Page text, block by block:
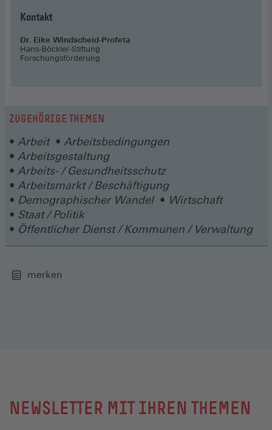
Kontakt
Dr. Eike Windscheid-Profeta
Hans-Böckler-Stiftung
Forschungsförderung
ZUGEHÖRIGE THEMEN
Arbeit
Arbeitsbedingungen
Arbeitsgestaltung
Arbeits- / Gesundheitsschutz
Arbeitsmarkt / Beschäftigung
Demographischer Wandel
Wirtschaft
Staat / Politik
Öffentlicher Dienst / Kommunen / Verwaltung
merken
NEWSLETTER MIT IHREN THEMEN